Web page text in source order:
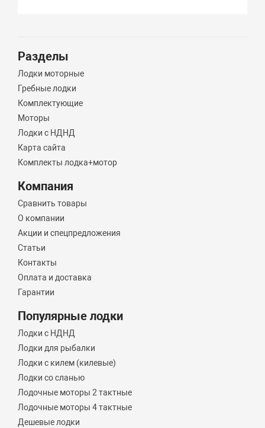
Разделы
Лодки моторные
Гребные лодки
Комплектующие
Моторы
Лодки с НДНД
Карта сайта
Комплекты лодка+мотор
Компания
Сравнить товары
О компании
Акции и спецпредложения
Статьи
Контакты
Оплата и доставка
Гарантии
Популярные лодки
Лодки с НДНД
Лодки для рыбалки
Лодки с килем (килевые)
Лодки со сланью
Лодочные моторы 2 тактные
Лодочные моторы 4 тактные
Дешевые лодки